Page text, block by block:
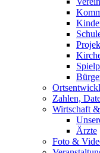
Zahlen,
Wirtschaft
Ärzte
Foto &